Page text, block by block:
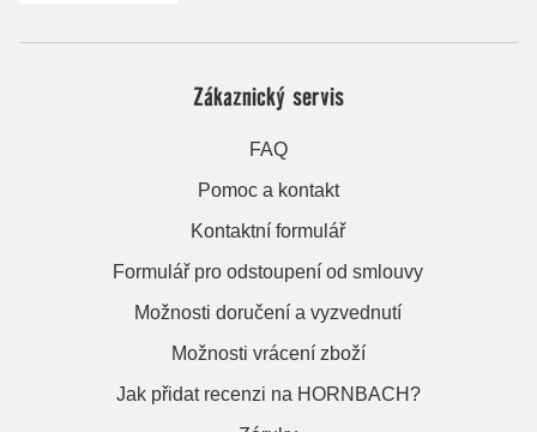
Zákaznický servis
FAQ
Pomoc a kontakt
Kontaktní formulář
Formulář pro odstoupení od smlouvy
Možnosti doručení a vyzvednutí
Možnosti vrácení zboží
Jak přidat recenzi na HORNBACH?